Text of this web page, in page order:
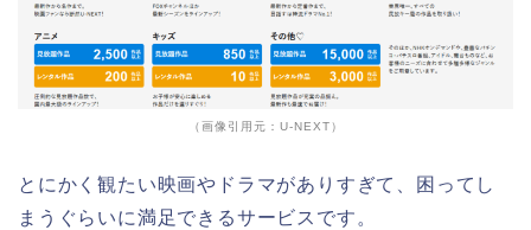
（画像引用元：U-NEXT）
とにかく観たい映画やドラマがありすぎて、困ってし
まうぐらいに満足できるサービスです。